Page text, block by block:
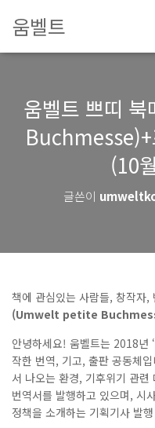
움벨트
움벨트 쁘띠
Buchmesse)+
(10
글쓴이
책에 관심있는 사람들, 창작자,
(Umwelt petite
안녕하세요! 움벨트는 2018년
작한 번역, 기고, 출판 공동체
서 나오는 환경, 기후위기 관
번역서를 발행하고 있으며, 시
정책을 소개하는 기획기사 발